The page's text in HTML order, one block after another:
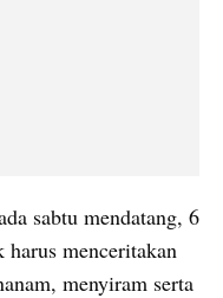
sabtu mendatang, 6
harus menceritakan
menyiram serta